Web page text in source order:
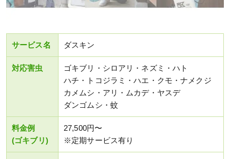
サービス名 ダスキン
対応害虫
ゴキブリ・シロアリ・ネズミ・ハト
ハチ・トコジラミ・ハエ・クモ・ナメクジ
カメムシ・アリ・ムカデ・ヤスデ
ダンゴムシ・蚊
料金例
(ゴキブリ)
27,500円〜
※定期サービス有り